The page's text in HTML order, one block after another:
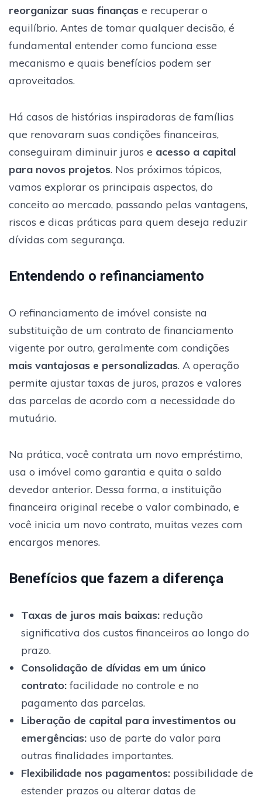
reorganizar suas finanças e recuperar o
equilíbrio. Antes de tomar qualquer decisão, é
fundamental entender como funciona esse
mecanismo e quais benefícios podem ser
aproveitados.
Há casos de histórias inspiradoras de famílias
que renovaram suas condições financeiras,
conseguiram diminuir juros e acesso a capital
para novos projetos. Nos próximos tópicos,
vamos explorar os principais aspectos, do
conceito ao mercado, passando pelas vantagens,
riscos e dicas práticas para quem deseja reduzir
dívidas com segurança.
Entendendo o refinanciamento
O refinanciamento de imóvel consiste na
substituição de um contrato de financiamento
vigente por outro, geralmente com condições
mais vantajosas e personalizadas. A operação
permite ajustar taxas de juros, prazos e valores
das parcelas de acordo com a necessidade do
mutuário.
Na prática, você contrata um novo empréstimo,
usa o imóvel como garantia e quita o saldo
devedor anterior. Dessa forma, a instituição
financeira original recebe o valor combinado, e
você inicia um novo contrato, muitas vezes com
encargos menores.
Benefícios que fazem a diferença
Taxas de juros mais baixas:redução
significativa dos custos financeiros ao longo do
prazo.
Consolidação de dívidas em um único
contrato:facilidade no controle e no
pagamento das parcelas.
Liberação de capital para investimentos ou
emergências:uso de parte do valor para
outras finalidades importantes.
Flexibilidade nos pagamentos:possibilidade de
estender prazos ou alterar datas de